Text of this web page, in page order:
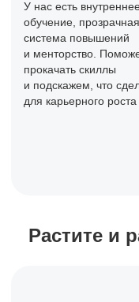
У нас есть
обучение, прозрачная
система повышений
и менторство.
прокачать скиллы
и подскажем, что
для карьерного роста
Растите и